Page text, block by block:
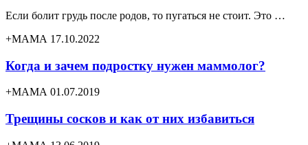
Если болит грудь после родов, то пугаться не стоит. Это …
+МАМА 17.10.2022
Когда и зачем подростку нужен маммолог?
+МАМА 01.07.2019
Трещины сосков и как от них избавиться